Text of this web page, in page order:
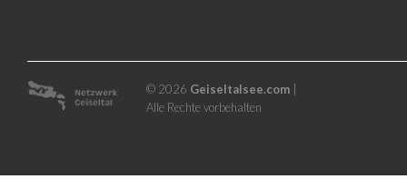
© 2026 Geiseltalsee.com |
Alle Rechte vorbehalten